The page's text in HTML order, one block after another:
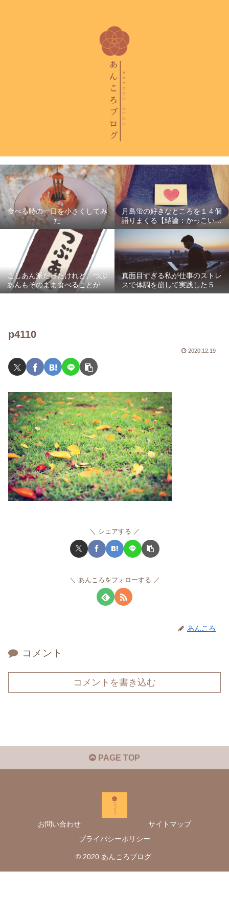
食べる時の一口を小さくしてみ
た
月島蛍の好きなところを１４個
語りまくる【結論：かっこいい
し可愛い】
こしあん派だったけれど、つぶ
あんもそのまま食べることがで
きた。
真面目すぎる私が仕事のストレ
スで体調を崩して実践した５つ
のこと
p4110
2020.12.19
シェアする
あんころをフォローする
あんころ
コメント
コメントを書き込む
PAGE TOP
お問い合わせ
サイトマップ
プライバシーポリシー
© 2020 あんころブログ.